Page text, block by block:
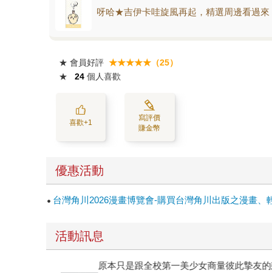
呀哈★吉伊卡哇旋風再起，精選周邊看過來
★ 會員好評 ★★★★★（25）
★
24 個人喜歡
喜歡+1
寫評價
賺金幣
優惠活動
台灣角川2026漫畫博覽會-購買台灣角川出版之漫畫
活動訊息
原本只是跟全校第一美少女商量彼此摯友的戀愛